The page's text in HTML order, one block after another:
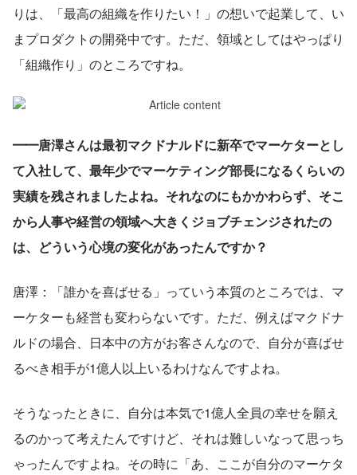
りは、「最高の組織を作りたい！」の想いで起業して、い
まプロダクトの開発中です。ただ、領域としてはやっぱり
「組織作り」のところですね。
━━唐澤さんは最初マクドナルドに新卒でマーケターとし
て入社して、最年少でマーケティング部長になるくらいの
実績を残されましたよね。それなのにもかかわらず、そこ
から人事や経営の領域へ大きくジョブチェンジされたの
は、どういう心境の変化があったんですか？
唐澤：「誰かを喜ばせる」っていう本質のところでは、マ
ーケターも経営も変わらないです。ただ、例えばマクドナ
ルドの場合、日本中の方がお客さんなので、自分が喜ばせ
るべき相手が1億人以上いるわけなんですよね。
そうなったときに、自分は本気で1億人全員の幸せを願え
るのかって考えたんですけど、それは難しいなって思っち
ゃったんですよね。その時に「あ、ここが自分のマーケタ